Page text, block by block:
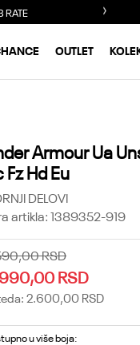
RATE
OUTLET
Armour Ua
Fz Hd Eu
DELOVI
artikla:1389352-919
RSD
RSD
2.600,00 RSD
u više boja: